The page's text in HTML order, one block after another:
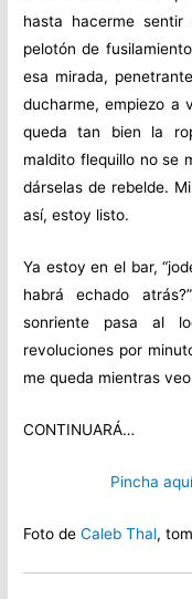
hasta hacerme
pelotón de
esa mirada,
ducharme, empiezo a
queda tan bien la
maldito flequillo no se
dárselas de rebelde.
así, estoy listo.
Ya estoy en el bar,
habrá echado
sonriente pasa al
revoluciones por
me queda mientras
CONTINUARÁ…
Pincha
Foto deCaleb Thal,